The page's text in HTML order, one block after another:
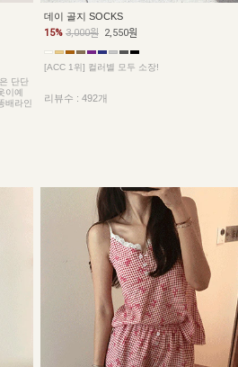
단단
이예
배라인
데이 골지 SOCKS
15% 3,000원 2,550원
[ACC 1위] 컬러별 모두 소장!
리뷰수 : 492개